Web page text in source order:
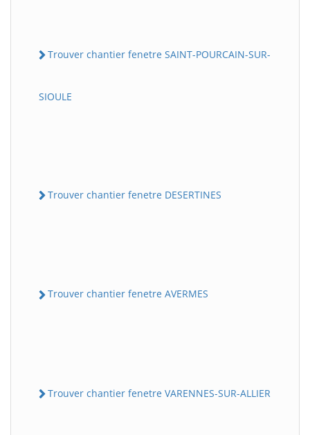
Trouver chantier fenetre SAINT-POURCAIN-SUR-
SIOULE
Trouver chantier fenetre DESERTINES
Trouver chantier fenetre AVERMES
Trouver chantier fenetre VARENNES-SUR-ALLIER